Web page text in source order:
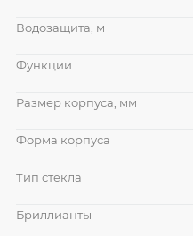
Водозащита, м
Функции
Размер корпуса, мм
Форма корпуса
Тип стекла
Бриллианты